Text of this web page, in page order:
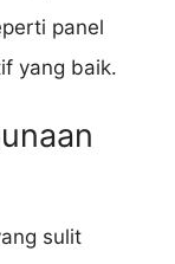
panel
yang baik.
sulit